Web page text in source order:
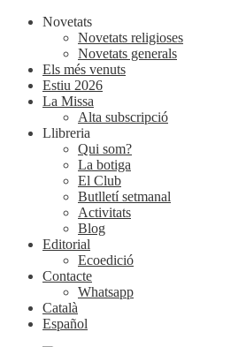
Novetats
Novetats religioses
Novetats generals
Els més venuts
Estiu 2026
La Missa
Alta subscripció
Llibreria
Qui som?
La botiga
El Club
Butlletí setmanal
Activitats
Blog
Editorial
Ecoedició
Contacte
Whatsapp
Català
Español